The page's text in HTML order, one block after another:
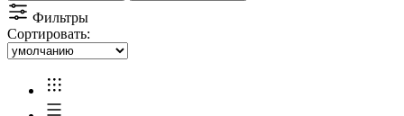
Фильтры
Сортировать: